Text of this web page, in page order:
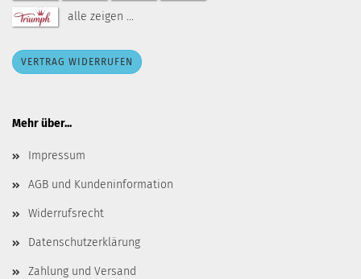
alle zeigen ...
VERTRAG WIDERRUFEN
Mehr über...
Impressum
AGB und Kundeninformation
Widerrufsrecht
Datenschutzerklärung
Zahlung und Versand